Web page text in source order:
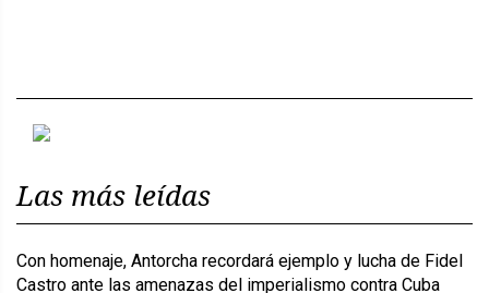
Las más leídas
Con homenaje, Antorcha recordará ejemplo y lucha de Fidel
Castro ante las amenazas del imperialismo contra Cuba